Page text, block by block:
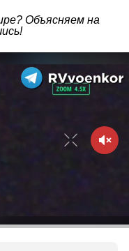
Объясняем на